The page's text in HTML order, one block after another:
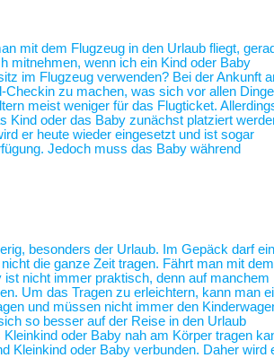
mit dem Flugzeug in den Urlaub fliegt,
mitnehmen, wenn ich ein Kind oder Baby
im Flugzeug verwenden? Bei der Ankunft
zu machen, was sich vor allen
meist weniger für das Flugticket.
Kind oder das Baby zunächst platziert
er heute wieder eingesetzt und ist sogar
Jedoch muss das Baby während
besonders der Urlaub. Im Gepäck darf ein
die ganze Zeit tragen. Fährt man mit dem
nicht immer praktisch, denn auf manchem
Um das Tragen zu erleichtern, kann man
und müssen nicht immer den
so besser auf der Reise in den Urlaub
oder Baby nah am Körper tragen
Kleinkind oder Baby verbunden. Daher wird